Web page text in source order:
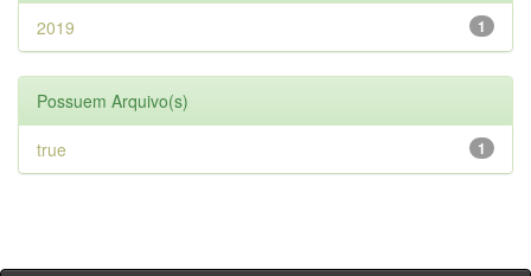
1
2019
Possuem Arquivo(s)
1
true